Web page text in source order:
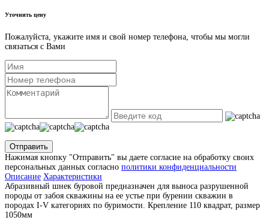
Уточнить цену
Пожалуйста, укажите имя и свой номер телефона, чтобы мы могли
связаться с Вами
Отправить
Нажимая кнопку "Отправить" вы даете согласие на обработку своих
персональных данных согласно политики конфиденциальности
Описание Характеристики
Абразивный шнек буровой предназначен для выноса разрушенной
породы от забоя скважины на ее устье при бурении скважин в
породах I-V категориях по буримости. Крепление 110 квадрат, размер
1050мм